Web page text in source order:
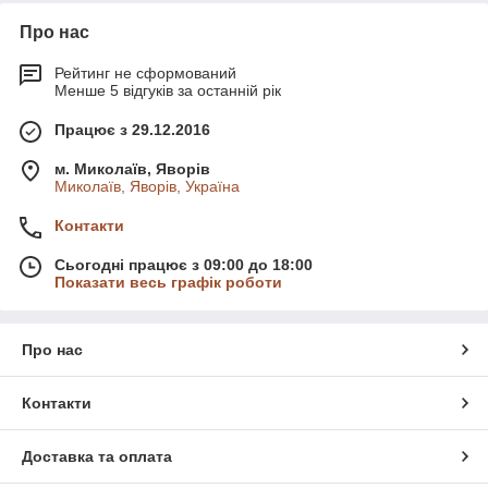
3
K4MT76
0
Меган II
K4MW76
1
Сценік II,
K4M976
Сценік II,
Гранд Сценік
K4MT78
2
Гранд Сценік
K4M878
K4M279
K4M379
K4M679
Модус
Про нас
Рейтинг не сформований
Менше 5 відгуків за останній рік
Працює з 29.12.2016
м. Миколаїв, Яворів
Миколаїв, Яворів, Україна
Контакти
Сьогодні працює з 09:00 до 18:00
Показати весь графік роботи
Про нас
Контакти
Доставка та оплата